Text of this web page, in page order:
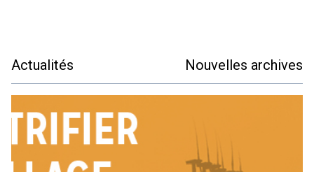
Actualités Nouvelles archives